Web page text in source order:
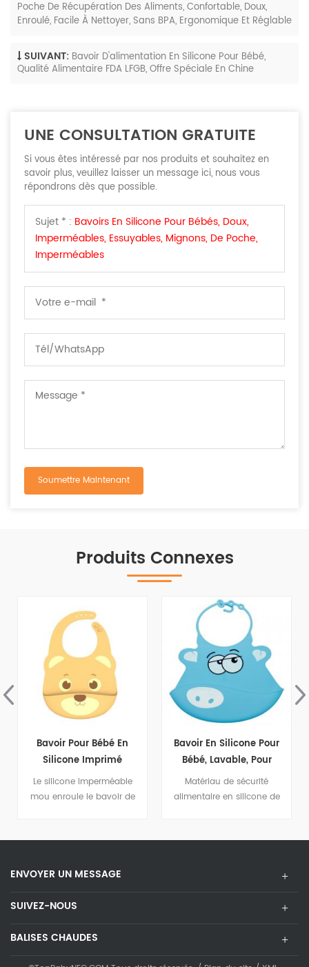
Poche De Récupération Des Aliments, Confortable, Doux,
Enroulé, Facile À Nettoyer, Sans BPA, Ergonomique Et Réglable
SUIVANT: Bavoir D'alimentation En Silicone Pour Bébé,
Qualité Alimentaire FDA LFGB, Offre Spéciale En Chine
UNE CONSULTATION GRATUITE
Si vous êtes intéressé par nos produits et souhaitez en
savoir plus, veuillez laisser un message ici, nous vous
répondrons dès que possible.
Sujet * : Bavoirs En Silicone Pour Bébés, Doux,
Imperméables, Essuyables, Mignons, De Poche,
Imperméables
Produits Connexes
Bavoir Pour Bébé En
Silicone Imprimé
Imperméable Et Doux De
Qualité Alimentaire
Le silicone imperméable
mou enroule le bavoir de
Bavoir En Silicone Pour
Bébé, Lavable, Pour
Enfants Et Tout-Petits
Matériau de sécurité
alimentaire en silicone de
ENVOYER UN MESSAGE
SUIVEZ-NOUS
BALISES CHAUDES